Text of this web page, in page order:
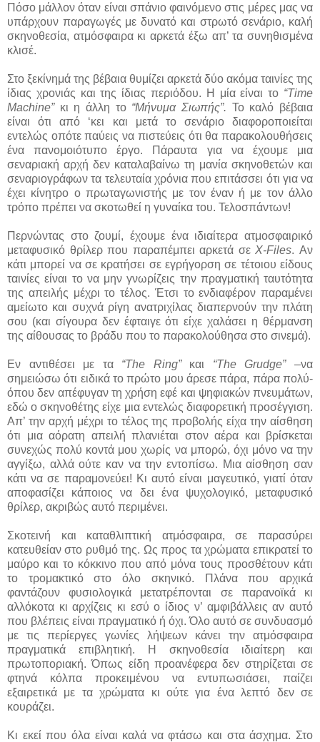
Πόσο μάλλον όταν είναι σπάνιο φαινόμενο στις μέρες μας να
υπάρχουν παραγωγές με δυνατό και στρωτό σενάριο, καλή
σκηνοθεσία, ατμόσφαιρα κι αρκετά έξω απ’ τα συνηθισμένα
κλισέ.
Στο ξεκίνημά της βέβαια θυμίζει αρκετά δύο ακόμα ταινίες της
ίδιας χρονιάς και της ίδιας περιόδου. Η μία είναι το “Time
Machine”κι η άλλη το “Μήνυμα Σιωπής”. Το καλό βέβαια
είναι ότι από ‘κει και μετά το σενάριο διαφοροποιείται
εντελώς οπότε παύεις να πιστεύεις ότι θα παρακολουθήσεις
ένα πανομοιότυπο έργο. Πάραυτα για να έχουμε μια
σεναριακή αρχή δεν καταλαβαίνω τη μανία σκηνοθετών και
σεναριογράφων τα τελευταία χρόνια που επιτάσσει ότι για να
έχει κίνητρο ο πρωταγωνιστής με τον έναν ή με τον άλλο
τρόπο πρέπει να σκοτωθεί η γυναίκα του. Τελοσπάντων!
Περνώντας στο ζουμί, έχουμε ένα ιδιαίτερα ατμοσφαιρικό
μεταφυσικό θρίλερ που παραπέμπει αρκετά σεX-Files. Αν
κάτι μπορεί να σε κρατήσει σε εγρήγορση σε τέτοιου είδους
ταινίες είναι το να μην γνωρίζεις την πραγματική ταυτότητα
της απειλής μέχρι το τέλος. Έτσι το ενδιαφέρον παραμένει
αμείωτο και συχνά ρίγη ανατριχίλας διαπερνούν την πλάτη
σου (και σίγουρα δεν έφταιγε ότι είχε χαλάσει η θέρμανση
της αίθουσας το βράδυ που το παρακολούθησα στο σινεμά).
Εν αντιθέσει με τα “The Ring”και “The Grudge”–να
σημειώσω ότι ειδικά το πρώτο μου άρεσε πάρα, πάρα πολύ-
όπου δεν απέφυγαν τη χρήση εφέ και ψηφιακών πνευμάτων,
εδώ ο σκηνοθέτης είχε μια εντελώς διαφορετική προσέγγιση.
Απ’ την αρχή μέχρι το τέλος της προβολής είχα την αίσθηση
ότι μια αόρατη απειλή πλανιέται στον αέρα και βρίσκεται
συνεχώς πολύ κοντά μου χωρίς να μπορώ, όχι μόνο να την
αγγίξω, αλλά ούτε καν να την εντοπίσω. Μια αίσθηση σαν
κάτι να σε παραμονεύει! Κι αυτό είναι μαγευτικό, γιατί όταν
αποφασίζει κάποιος να δει ένα ψυχολογικό, μεταφυσικό
θρίλερ, ακριβώς αυτό περιμένει.
Σκοτεινή και καταθλιπτική ατμόσφαιρα, σε παρασύρει
κατευθείαν στο ρυθμό της. Ως προς τα χρώματα επικρατεί το
μαύρο και το κόκκινο που από μόνα τους προσθέτουν κάτι
το τρομακτικό στο όλο σκηνικό. Πλάνα που αρχικά
φαντάζουν φυσιολογικά μετατρέπονται σε παρανοϊκά κι
αλλόκοτα κι αρχίζεις κι εσύ ο ίδιος ν’ αμφιβάλλεις αν αυτό
που βλέπεις είναι πραγματικό ή όχι. Όλο αυτό σε συνδυασμό
με τις περίεργες γωνίες λήψεων κάνει την ατμόσφαιρα
πραγματικά επιβλητική. Η σκηνοθεσία ιδιαίτερη και
πρωτοποριακή. Όπως είδη προανέφερα δεν στηρίζεται σε
φτηνά κόλπα προκειμένου να εντυπωσιάσει, παίζει
εξαιρετικά με τα χρώματα κι ούτε για ένα λεπτό δεν σε
κουράζει.
Κι εκεί που όλα είναι καλά να φτάσω και στα άσχημα. Στο